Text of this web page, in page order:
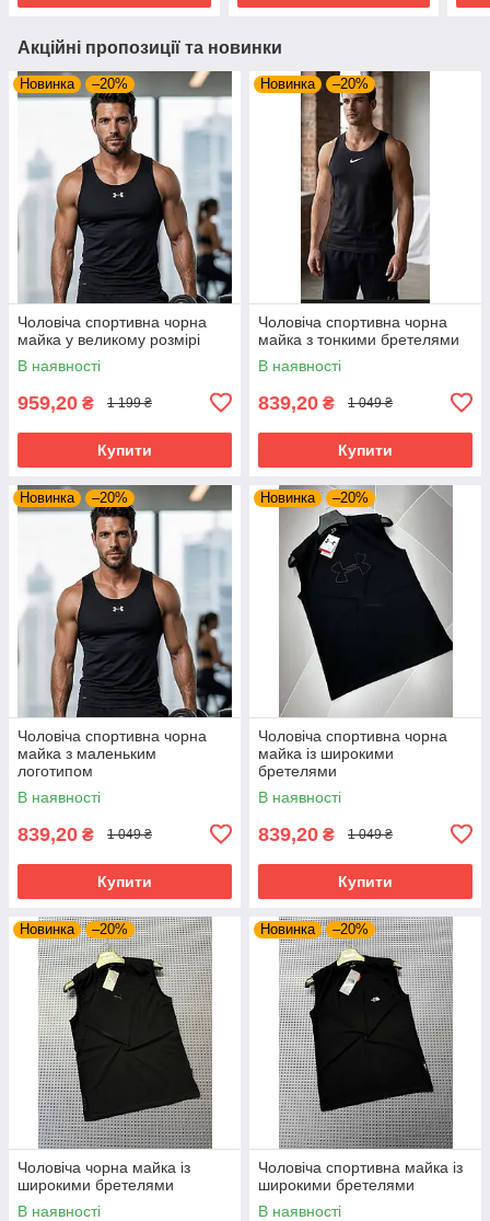
Акційні пропозиції та новинки
Новинка –20%
Чоловіча спортивна чорна
майка у великому розмірі
В наявності
959,20 ₴ 1 199 ₴
Купити
Новинка –20%
Чоловіча спортивна чорна
майка з тонкими бретелями
В наявності
839,20 ₴ 1 049 ₴
Купити
Новинка –20%
Чоловіча спортивна чорна
майка з маленьким
логотипом
В наявності
839,20 ₴ 1 049 ₴
Купити
Новинка –20%
Чоловіча спортивна чорна
майка із широкими
бретелями
В наявності
839,20 ₴ 1 049 ₴
Купити
Новинка –20%
Чоловіча чорна майка із
широкими бретелями
В наявності
Новинка –20%
Чоловіча спортивна майка із
широкими бретелями
В наявності